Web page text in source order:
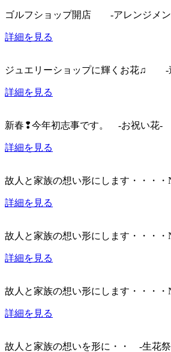
ゴルフショップ開店 -アレンジメ
詳細を見る
ジュエリーショップに輝くお花♫ -
詳細を見る
新春❢今年初志事です。 -お祝い花-
詳細を見る
故人と家族の想い形にします・・・・
詳細を見る
故人と家族の想い形にします・・・・
詳細を見る
故人と家族の想い形にします・・・・
詳細を見る
故人と家族の想いを形に・・ -生花